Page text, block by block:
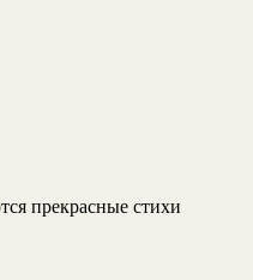
прекрасные стихи